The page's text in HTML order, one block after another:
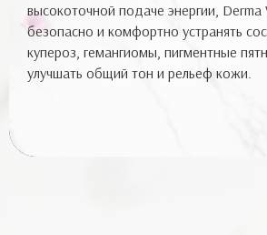
высокоточной подаче энергии, Derma
безопасно и комфортно устранять
купероз, гемангиомы, пигментные
улучшать общий тон и рельеф кожи.